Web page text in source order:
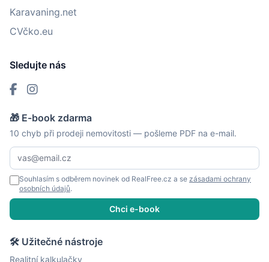
Karavaning.net
CVčko.eu
Sledujte nás
🎁 E-book zdarma
10 chyb při prodeji nemovitosti — pošleme PDF na e-mail.
Souhlasím s odběrem novinek od RealFree.cz a se zásadami ochrany
osobních údajů.
Chci e-book
🛠 Užitečné nástroje
Realitní kalkulačky